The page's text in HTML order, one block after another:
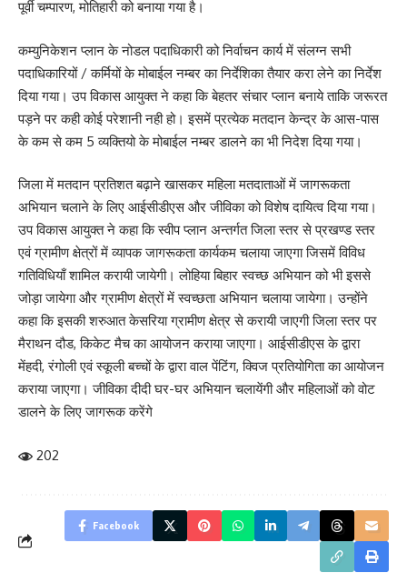
पूर्वी चम्पारण, मोतिहारी को बनाया गया है।
कम्युनिकेशन प्लान के नोडल पदाधिकारी को निर्वाचन कार्य में संलग्न सभी
पदाधिकारियों / कर्मियों के मोबाईल नम्बर का निर्देशिका तैयार करा लेने का निर्देश
दिया गया। उप विकास आयुक्त ने कहा कि बेहतर संचार प्लान बनाये ताकि जरूरत
पड़ने पर कही कोई परेशानी नही हो। इसमें प्रत्येक मतदान केन्द्र के आस-पास
के कम से कम 5 व्यक्तियो के मोबाईल नम्बर डालने का भी निदेश दिया गया।
जिला में मतदान प्रतिशत बढ़ाने खासकर महिला मतदाताओं में जागरूकता
अभियान चलाने के लिए आईसीडीएस और जीविका को विशेष दायित्व दिया गया।
उप विकास आयुक्त ने कहा कि स्वीप प्लान अन्तर्गत जिला स्तर से प्रखण्ड स्तर
एवं ग्रामीण क्षेत्रों में व्यापक जागरूकता कार्यकम चलाया जाएगा जिसमें विविध
गतिविधियाँ शामिल करायी जायेगी। लोहिया बिहार स्वच्छ अभियान को भी इससे
जोड़ा जायेगा और ग्रामीण क्षेत्रों में स्वच्छता अभियान चलाया जायेगा। उन्होंने
कहा कि इसकी शरुआत केसरिया ग्रामीण क्षेत्र से करायी जाएगी जिला स्तर पर
मैराथन दौड, किकेट मैच का आयोजन कराया जाएगा। आईसीडीएस के द्वारा
मेंहदी, रंगोली एवं स्कूली बच्चों के द्वारा वाल पेंटिंग, क्विज प्रतियोगिता का आयोजन
कराया जाएगा। जीविका दीदी घर-घर अभियान चलायेंगी और महिलाओं को वोट
डालने के लिए जागरूक करेंगे
202
Facebook